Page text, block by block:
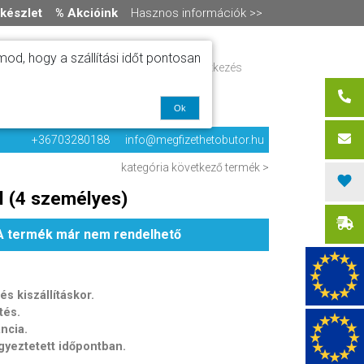
% Akcióink Hasznos információk >>
Regisztráció / bejelentkezés
+36703280188 info@megfizethetobutor.hu
kategória következő termék >
(4 személyes)
termék már nem rendelhető
kiszállításkor.
időpontban.
hogy a szállítási időt pontosan
Ok